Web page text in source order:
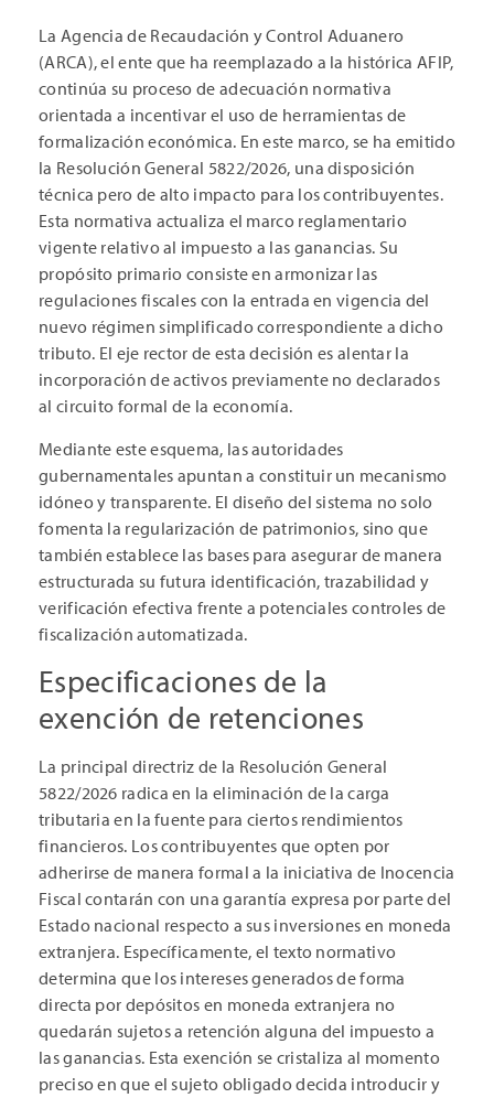
La Agencia de Recaudación y Control Aduanero
(ARCA), el ente que ha reemplazado a la histórica AFIP,
continúa su proceso de adecuación normativa
orientada a incentivar el uso de herramientas de
formalización económica. En este marco, se ha emitido
la Resolución General 5822/2026, una disposición
técnica pero de alto impacto para los contribuyentes.
Esta normativa actualiza el marco reglamentario
vigente relativo al impuesto a las ganancias. Su
propósito primario consiste en armonizar las
regulaciones fiscales con la entrada en vigencia del
nuevo régimen simplificado correspondiente a dicho
tributo. El eje rector de esta decisión es alentar la
incorporación de activos previamente no declarados
al circuito formal de la economía.
Mediante este esquema, las autoridades
gubernamentales apuntan a constituir un mecanismo
idóneo y transparente. El diseño del sistema no solo
fomenta la regularización de patrimonios, sino que
también establece las bases para asegurar de manera
estructurada su futura identificación, trazabilidad y
verificación efectiva frente a potenciales controles de
fiscalización automatizada.
Especificaciones de la
exención de retenciones
La principal directriz de la Resolución General
5822/2026 radica en la eliminación de la carga
tributaria en la fuente para ciertos rendimientos
financieros. Los contribuyentes que opten por
adherirse de manera formal a la iniciativa de Inocencia
Fiscal contarán con una garantía expresa por parte del
Estado nacional respecto a sus inversiones en moneda
extranjera. Específicamente, el texto normativo
determina que los intereses generados de forma
directa por depósitos en moneda extranjera no
quedarán sujetos a retención alguna del impuesto a
las ganancias. Esta exención se cristaliza al momento
preciso en que el sujeto obligado decida introducir y